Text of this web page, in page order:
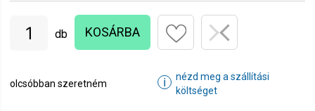
db KOSÁRBA
olcsóbban szeretném ℹ
nézd meg a szállítási
költséget